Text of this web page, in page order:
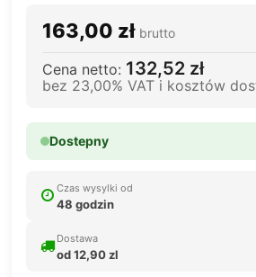
163,00 zł brutto
Cena netto: 132,52 zł
bez 23,00% VAT i kosztów
Dostepny
Czas wysylki od
48 godzin
Dostawa
od 12,90 zl